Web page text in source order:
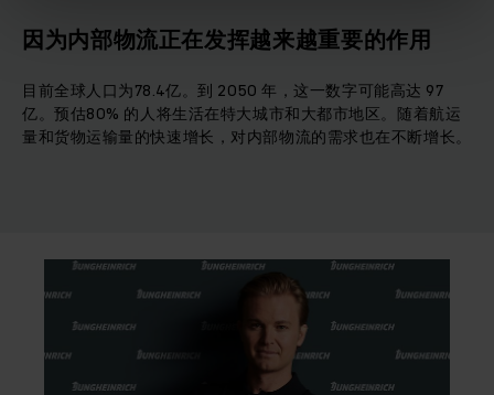
因为内部物流正在发挥越来越重要的作用
目前全球人口为78.4亿。到 2050 年，这一数字可能高达 97
亿。预估80% 的人将生活在特大城市和大都市地区。随着航运
量和货物运输量的快速增长，对内部物流的需求也在不断增长。